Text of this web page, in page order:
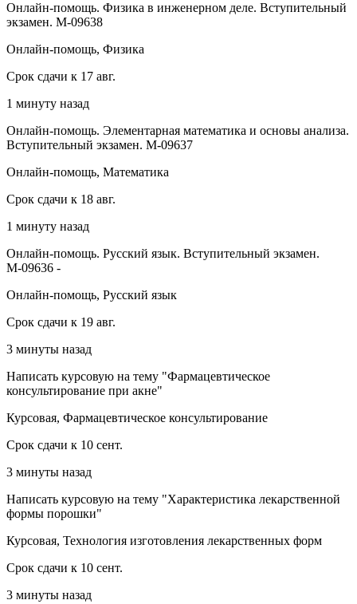
Онлайн-помощь. Физика в инженерном деле. Вступительный
экзамен. М-09638
Онлайн-помощь, Физика
Срок сдачи к 17 авг.
1 минуту назад
Онлайн-помощь. Элементарная математика и основы анализа.
Вступительный экзамен. М-09637
Онлайн-помощь, Математика
Срок сдачи к 18 авг.
1 минуту назад
Онлайн-помощь. Русский язык. Вступительный экзамен.
М-09636 -
Онлайн-помощь, Русский язык
Срок сдачи к 19 авг.
3 минуты назад
Написать курсовую на тему "Фармацевтическое
консультирование при акне"
Курсовая, Фармацевтическое консультирование
Срок сдачи к 10 сент.
3 минуты назад
Написать курсовую на тему "Характеристика лекарственной
формы порошки"
Курсовая, Технология изготовления лекарственных форм
Срок сдачи к 10 сент.
3 минуты назад